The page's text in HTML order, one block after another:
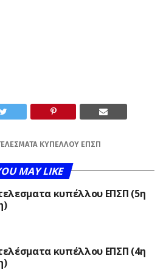
ΚΥΠΈΛΛΟΥ ΕΠΣΠ
MAY LIKE
κυπέλλου ΕΠΣΠ (5η
κυπέλλου ΕΠΣΠ (4η